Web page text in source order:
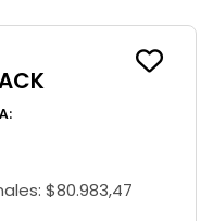
:
$80.983,47